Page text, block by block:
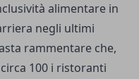
alimentare in
negli ultimi
rammentare che,
100 i ristoranti